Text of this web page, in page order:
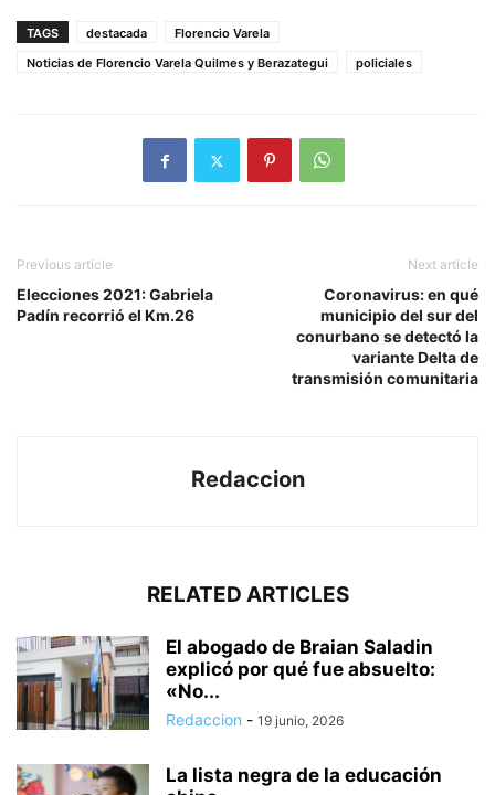
TAGS destacada
Florencio Varela
Noticias de Florencio Varela Quilmes y Berazategui
policiales
Previous article
Elecciones 2021: Gabriela
Padín recorrió el Km.26
Next article
Coronavirus: en qué
municipio del sur del
conurbano se detectó la
variante Delta de
transmisión comunitaria
Redaccion
RELATED ARTICLES
El abogado de Braian Saladin
explicó por qué fue absuelto:
«No...
Redaccion - 19 junio, 2026
La lista negra de la educación